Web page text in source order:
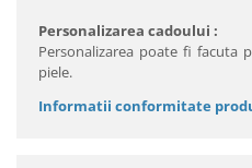
Personalizarea cadoului :
Personalizarea poate fi facuta
piele.
Informatii conformitate